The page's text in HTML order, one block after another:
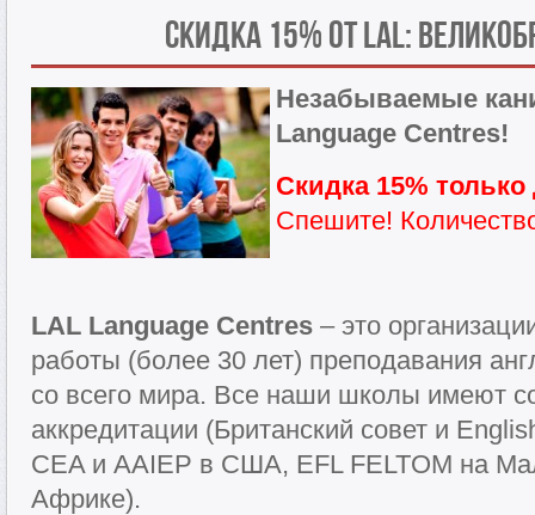
Скидка 15% от LAL:
Незабываемые
Language Centres!
Скидка 15% только
Спешите!
LAL Language Centres – это
работы (более 30 лет) преподавания
со всего мира. Все наши школы имеют
аккредитации (Британский совет и
CEA и AAIEP в США, EFL FELTOM на
Африке).